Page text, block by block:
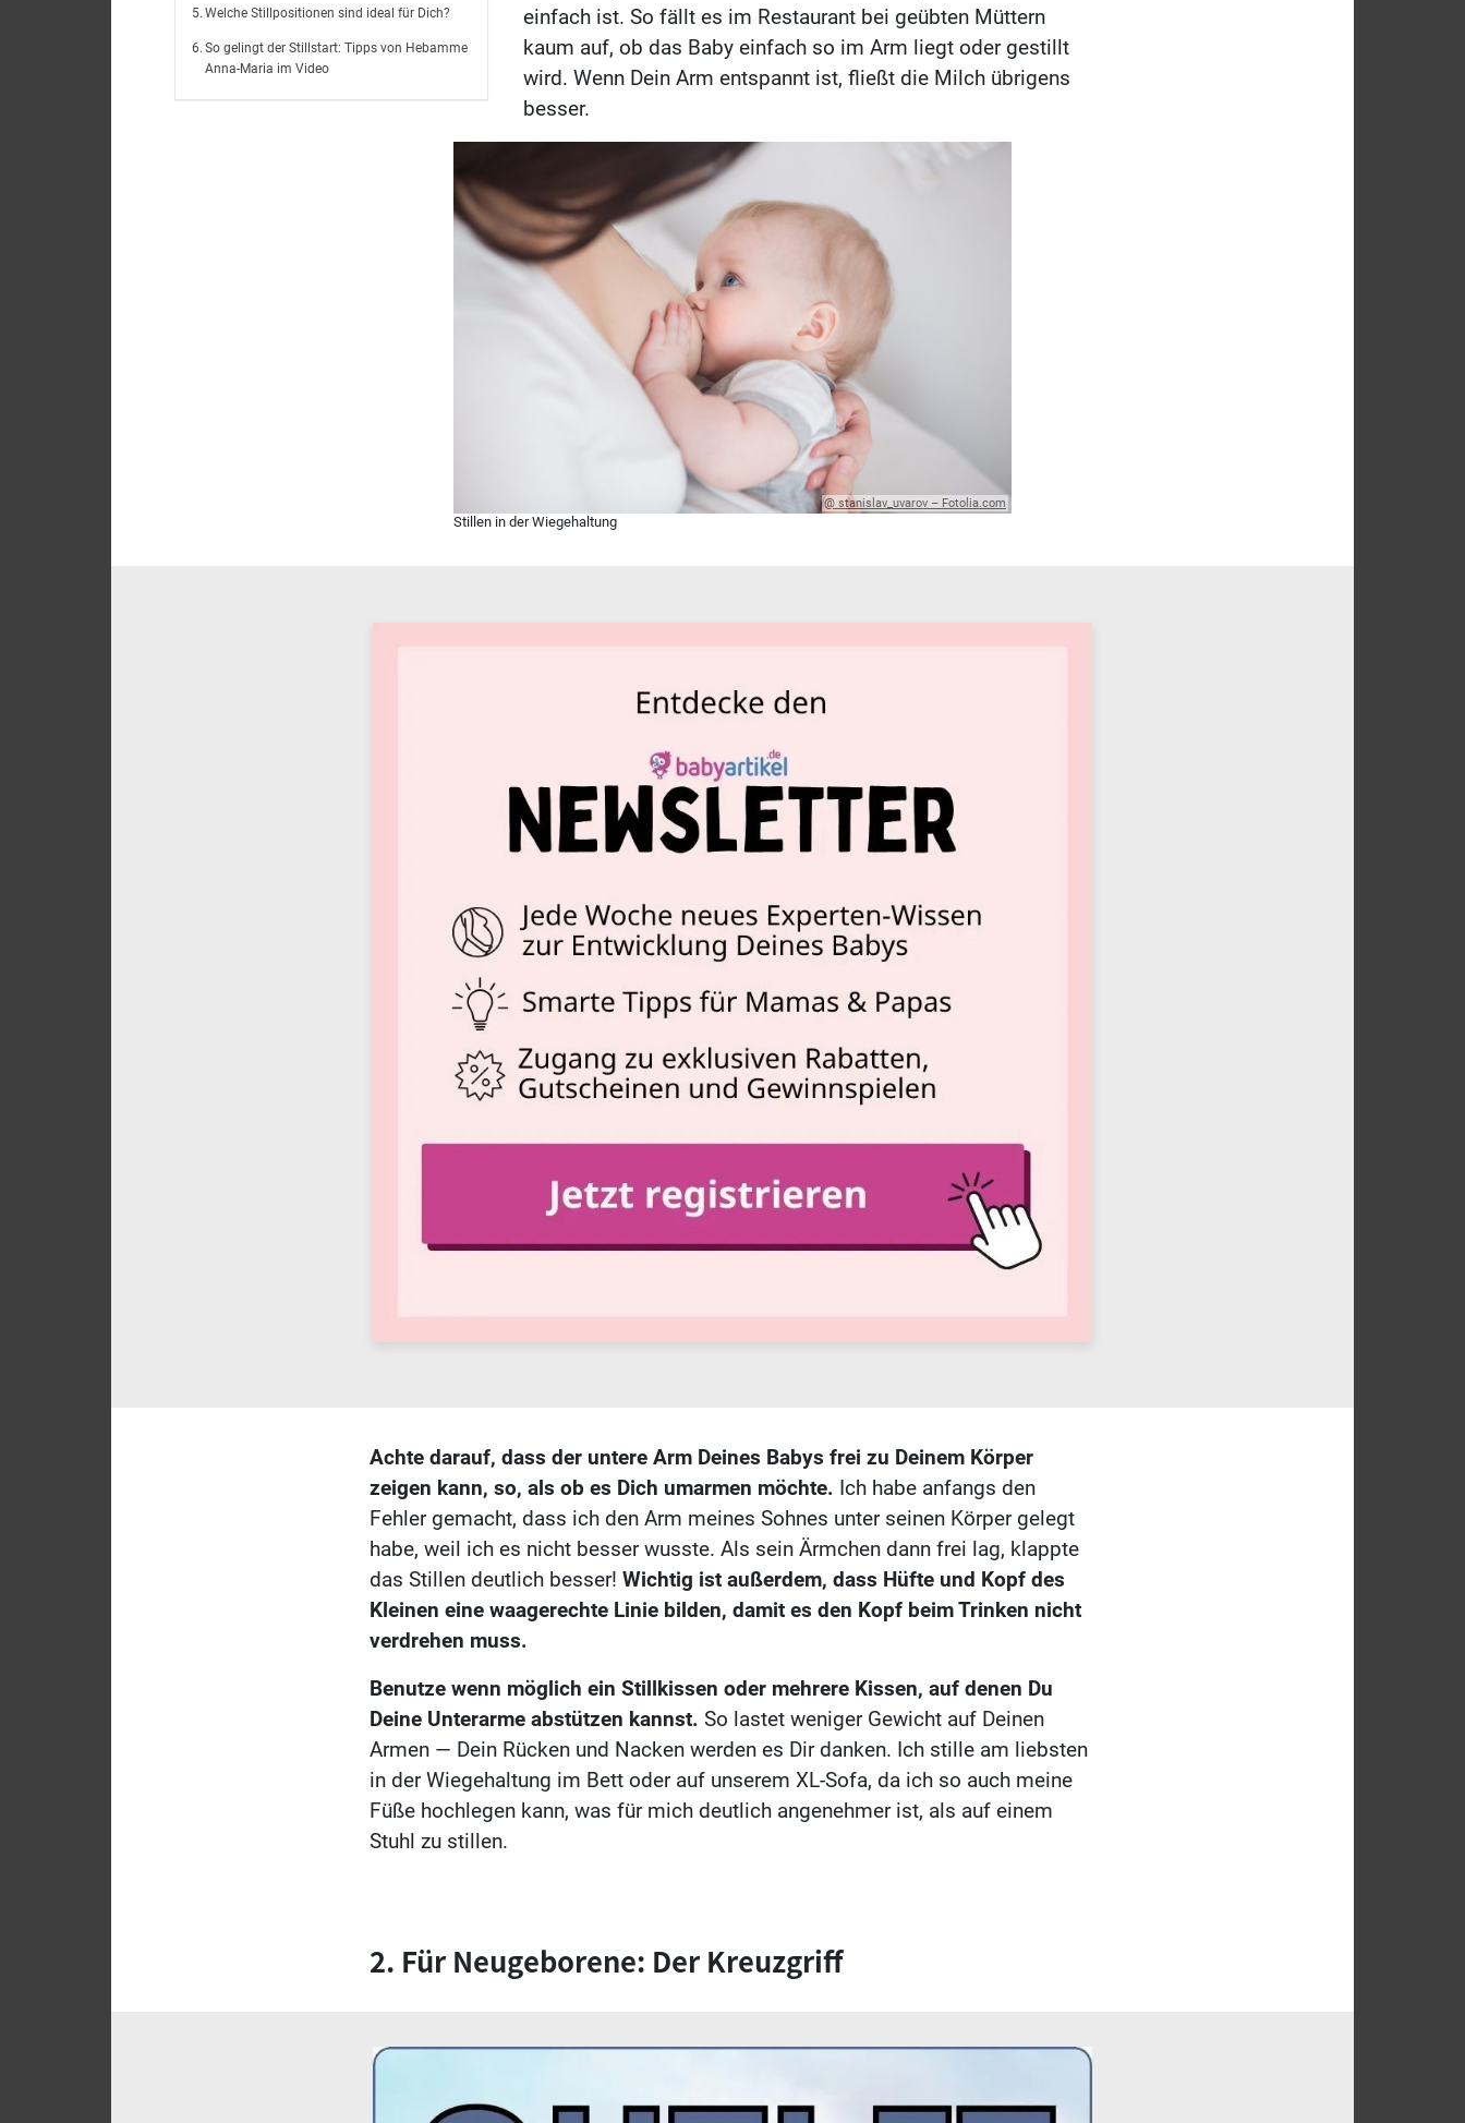
Welche Stillpositionen sind ideal für Dich?
So gelingt der Stillstart: Tipps von Hebamme
Anna-Maria im Video
einfach ist. So fällt es im Restaurant bei geübten Müttern
kaum auf, ob das Baby einfach so im Arm liegt oder gestillt
wird. Wenn Dein Arm entspannt ist, fließt die Milch übrigens
besser.
@ stanislav_uvarov – Fotolia.com
Stillen in der Wiegehaltung
Achte darauf, dass der untere Arm Deines Babys frei zu Deinem Körper
zeigen kann, so, als ob es Dich umarmen möchte. Ich habe anfangs den
Fehler gemacht, dass ich den Arm meines Sohnes unter seinen Körper gelegt
habe, weil ich es nicht besser wusste. Als sein Ärmchen dann frei lag, klappte
das Stillen deutlich besser! Wichtig ist außerdem, dass Hüfte und Kopf des
Kleinen eine waagerechte Linie bilden, damit es den Kopf beim Trinken nicht
verdrehen muss.
Benutze wenn möglich ein Stillkissen oder mehrere Kissen, auf denen Du
Deine Unterarme abstützen kannst. So lastet weniger Gewicht auf Deinen
Armen — Dein Rücken und Nacken werden es Dir danken. Ich stille am liebsten
in der Wiegehaltung im Bett oder auf unserem XL-Sofa, da ich so auch meine
Füße hochlegen kann, was für mich deutlich angenehmer ist, als auf einem
Stuhl zu stillen.
2. Für Neugeborene: Der Kreuzgriff